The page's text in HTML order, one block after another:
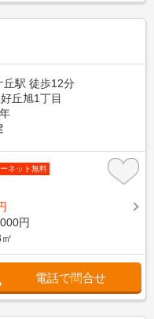
丘駅 徒歩12分
丘旭1丁目
ネット無料
円
電話で問合せ